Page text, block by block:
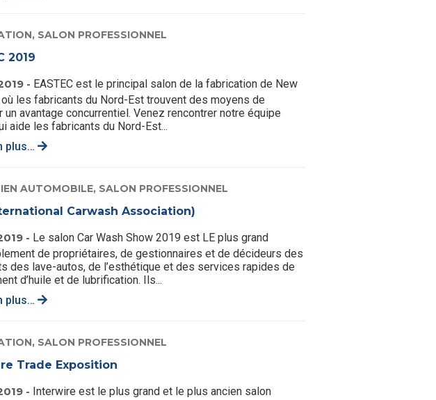
SALON PROFESSIONNEL
2019
- EASTEC est le principal salon de la fabrication de New
où les fabricants du Nord-Est trouvent des moyens de
un avantage concurrentiel. Venez rencontrer notre équipe
aide les fabricants du Nord-Est...
plus…
AUTOMOBILE, SALON PROFESSIONNEL
Carwash Association)
- Le salon Car Wash Show 2019 est LE plus grand
de propriétaires, de gestionnaires et de décideurs des
des lave-autos, de l’esthétique et des services rapides de
d’huile et de lubrification. Ils...
plus…
SALON PROFESSIONNEL
Trade Exposition
- Interwire est le plus grand et le plus ancien salon